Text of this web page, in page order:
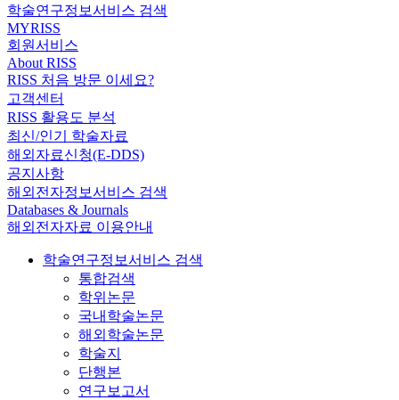
학술연구정보서비스 검색
MYRISS
회원서비스
About RISS
RISS 처음 방문 이세요?
고객센터
RISS 활용도 분석
최신/인기 학술자료
해외자료신청(E-DDS)
공지사항
해외전자정보서비스 검색
Databases & Journals
해외전자자료 이용안내
학술연구정보서비스 검색
통합검색
학위논문
국내학술논문
해외학술논문
학술지
단행본
연구보고서